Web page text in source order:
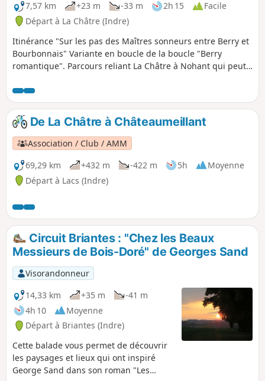
7,57 km +23 m -33 m 2h 15
Facile
Départ à La Châtre (Indre)
Itinérance "Sur les pas des Maîtres sonneurs entre Berry et
Bourbonnais" Variante en boucle de la boucle "Berry
romantique". Parcours reliant La Châtre à Nohant qui peut-
Sainte-Sévère - La Châtre ou La Motte Feuilly - La Châtre.
De La Châtre à Châteaumeillant
Association / Club / AMM
69,29 km
+432 m -422 m 5h
Moyenne
Départ à Lacs (Indre)
Circuit Briantes : "Chez les Beaux
Messieurs de Bois-Doré" de Georges Sand
Visorandonneur
14,33 km
+35 m
-41 m
4h 10
Moyenne
Départ à Briantes (Indre)
Cette balade vous permet de découvrir
les paysages et lieux qui ont inspiré
George Sand dans son roman "Les